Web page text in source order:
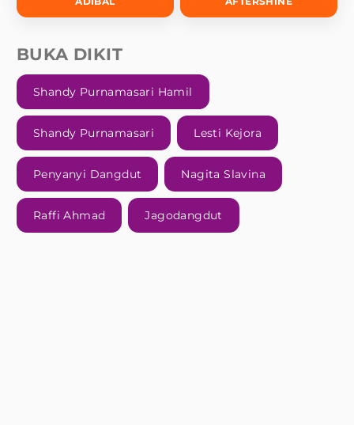
BUKA DIKIT
Shandy Purnamasari Hamil
Shandy Purnamasari Lesti Kejora
Penyanyi Dangdut Nagita Slavina
Raffi Ahmad Jagodangdut